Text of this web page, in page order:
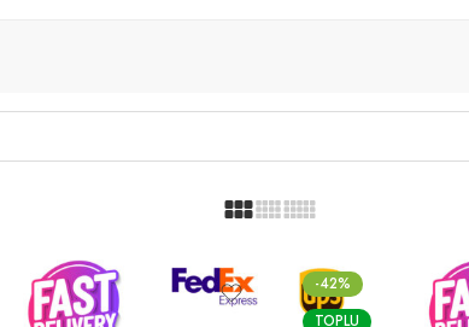
-42%
TOPLU